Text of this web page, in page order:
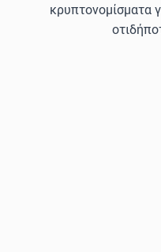
κρυπτονομίσματα